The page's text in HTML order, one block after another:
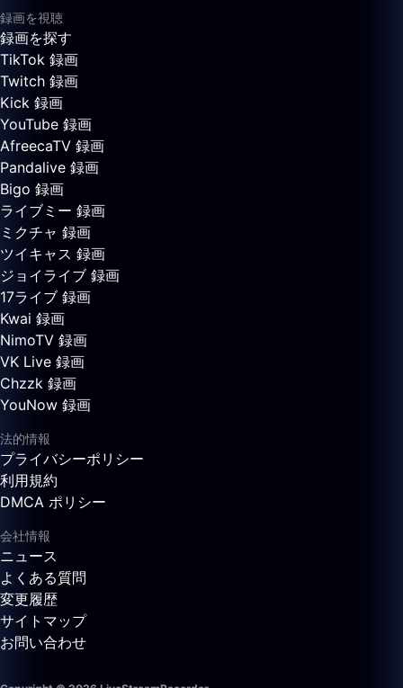
録画を視聴
録画を探す
TikTok 録画
Twitch 録画
Kick 録画
YouTube 録画
AfreecaTV 録画
Pandalive 録画
Bigo 録画
ライブミー 録画
ミクチャ 録画
ツイキャス 録画
ジョイライブ 録画
17ライブ 録画
Kwai 録画
NimoTV 録画
VK Live 録画
Chzzk 録画
YouNow 録画
法的情報
プライバシーポリシー
利用規約
DMCA ポリシー
会社情報
ニュース
よくある質問
変更履歴
サイトマップ
お問い合わせ